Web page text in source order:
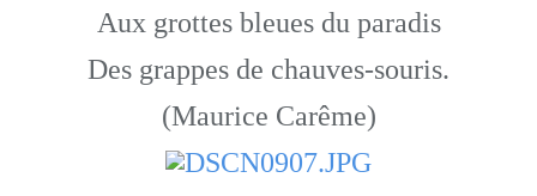
Aux grottes bleues du paradis
Des grappes de chauves-souris.
(Maurice Carême)